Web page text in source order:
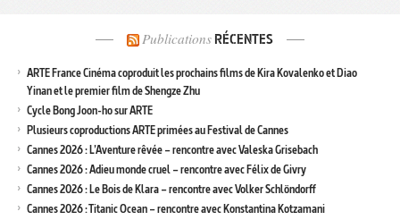
Publications RÉCENTES
ARTE France Cinéma coproduit les prochains films de Kira Kovalenko et Diao
Yinan et le premier film de Shengze Zhu
Cycle Bong Joon-ho sur ARTE
Plusieurs coproductions ARTE primées au Festival de Cannes
Cannes 2026 : L’Aventure rêvée – rencontre avec Valeska Grisebach
Cannes 2026 : Adieu monde cruel – rencontre avec Félix de Givry
Cannes 2026 : Le Bois de Klara – rencontre avec Volker Schlöndorff
Cannes 2026 : Titanic Ocean – rencontre avec Konstantina Kotzamani